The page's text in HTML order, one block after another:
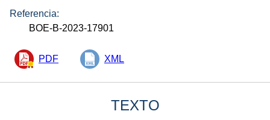
Referencia:
BOE-B-2023-17901
PDF XML
TEXTO